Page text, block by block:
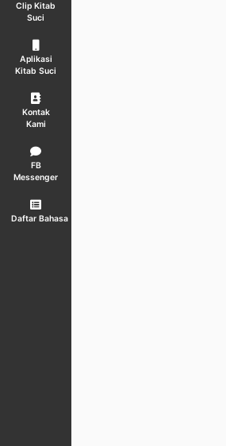
Clip Kitab
Suci
Aplikasi
Kitab Suci
Kontak
Kami
FB
Messenger
Daftar Bahasa